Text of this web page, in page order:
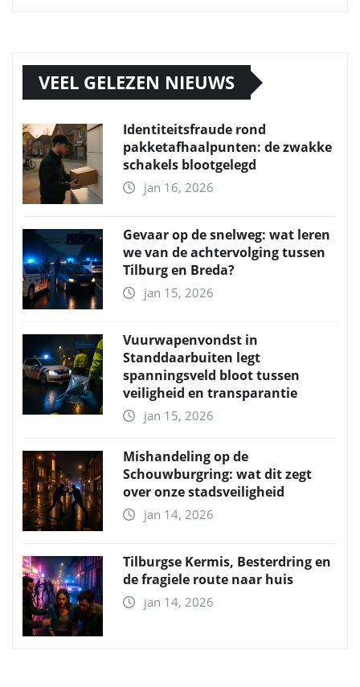
VEEL GELEZEN NIEUWS
Identiteitsfraude rond
pakketafhaalpunten: de zwakke
schakels blootgelegd
jan 16, 2026
Gevaar op de snelweg: wat leren
we van de achtervolging tussen
Tilburg en Breda?
jan 15, 2026
Vuurwapenvondst in
Standdaarbuiten legt
spanningsveld bloot tussen
veiligheid en transparantie
jan 15, 2026
Mishandeling op de
Schouwburgring: wat dit zegt
over onze stadsveiligheid
jan 14, 2026
Tilburgse Kermis, Besterdring en
de fragiele route naar huis
jan 14, 2026